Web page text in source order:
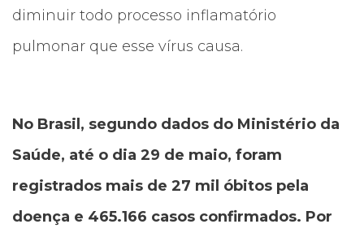
diminuir todo processo inflamatório
pulmonar que esse vírus causa.
No Brasil, segundo dados do Ministério da
Saúde, até o dia 29 de maio, foram
registrados mais de 27 mil óbitos pela
doença e 465.166 casos confirmados. Por